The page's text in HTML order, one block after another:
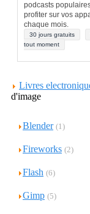
podcasts
profiter sur vos
chaque mois.
30 jours gratuits
tout moment
Livres
d'image
Blender (1)
Fireworks (2)
Flash (6)
Gimp (5)